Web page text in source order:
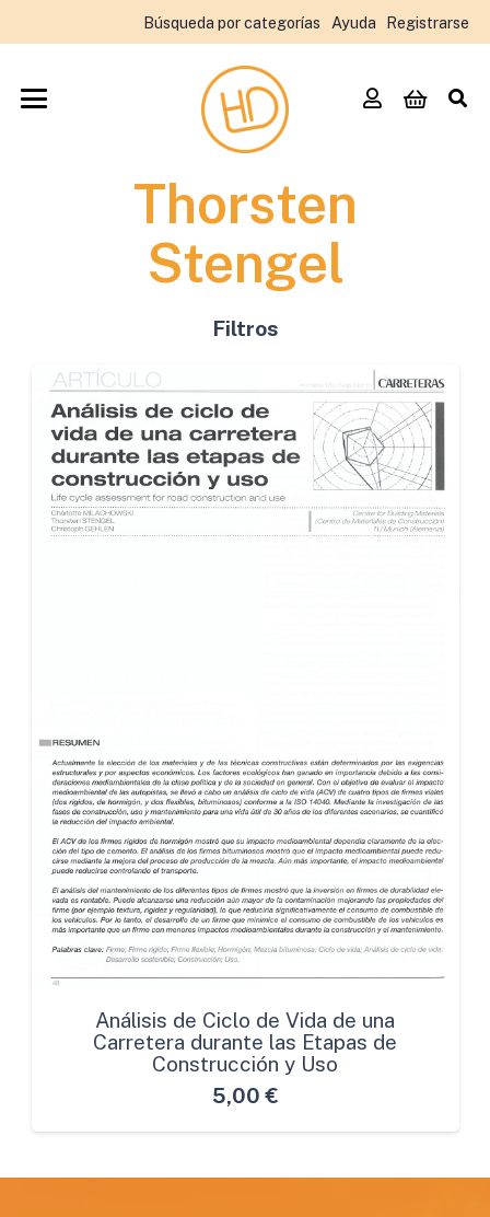
Búsqueda por categorías Ayuda Registrarse
Thorsten
Stengel
Filtros
Análisis de Ciclo de Vida de una
Carretera durante las Etapas de
Construcción y Uso
5,00 €